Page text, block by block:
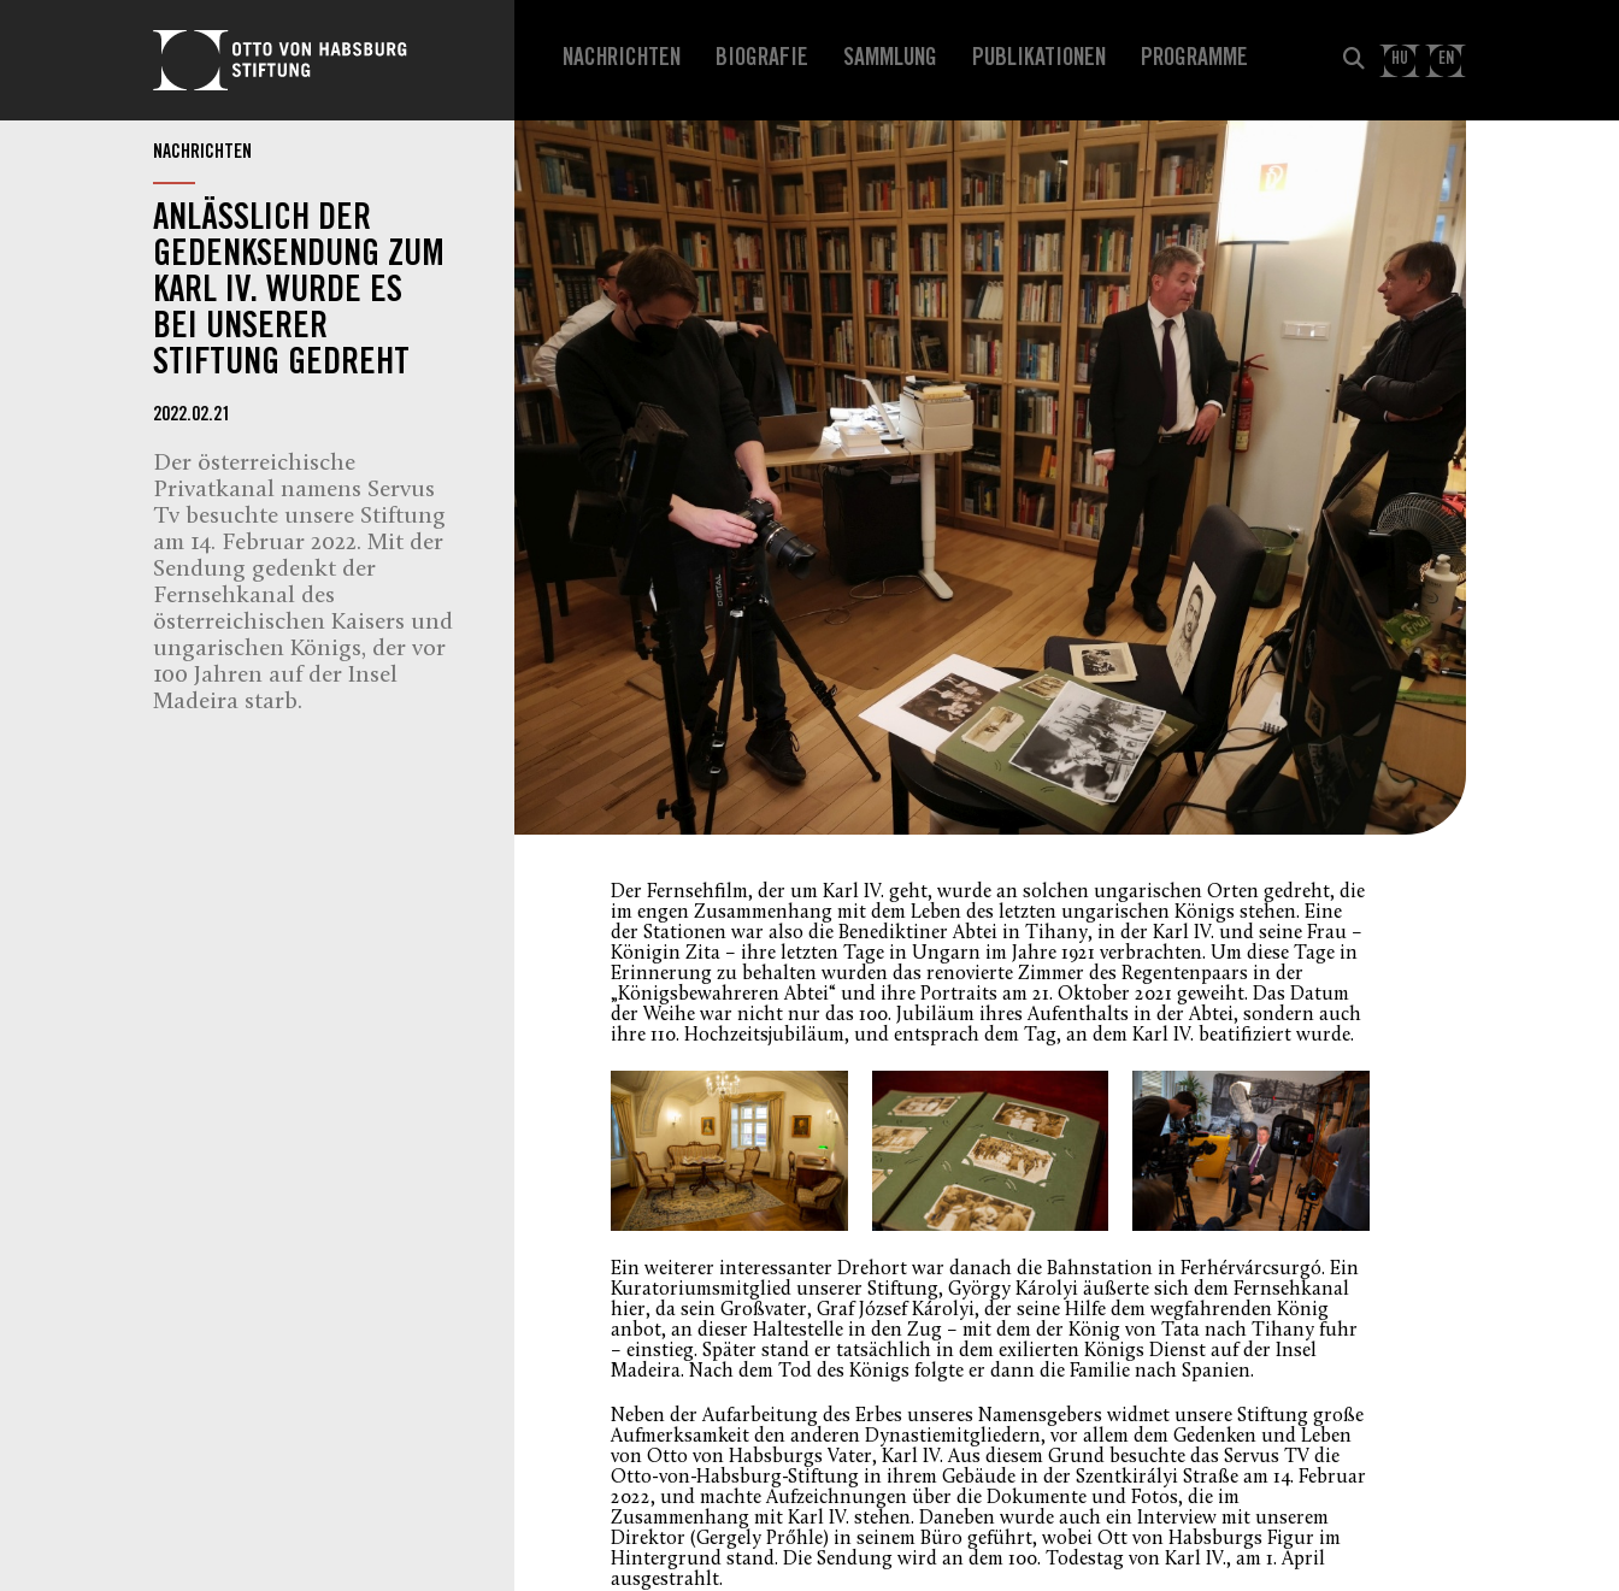
NACHRICHTEN BIOGRAFIE SAMMLUNG PUBLIKATIONEN PROGRAMME HU EN
NACHRICHTEN
ANLÄSSLICH DER
GEDENKSENDUNG ZUM
KARL IV. WURDE ES
BEI UNSERER
STIFTUNG GEDREHT
2022.02.21
Der österreichische
Privatkanal namens Servus
Tv besuchte unsere Stiftung
am 14. Februar 2022. Mit der
Sendung gedenkt der
Fernsehkanal des
österreichischen Kaisers und
ungarischen Königs, der vor
100 Jahren auf der Insel
Madeira starb.
Der Fernsehfilm, der um Karl IV. geht, wurde an solchen ungarischen Orten gedreht, die
im engen Zusammenhang mit dem Leben des letzten ungarischen Königs stehen. Eine
der Stationen war also die Benediktiner Abtei in Tihany, in der Karl IV. und seine Frau –
Königin Zita – ihre letzten Tage in Ungarn im Jahre 1921 verbrachten. Um diese Tage in
Erinnerung zu behalten wurden das renovierte Zimmer des Regentenpaars in der
„Königsbewahreren Abtei“ und ihre Portraits am 21. Oktober 2021 geweiht. Das Datum
der Weihe war nicht nur das 100. Jubiläum ihres Aufenthalts in der Abtei, sondern auch
ihre 110. Hochzeitsjubiläum, und entsprach dem Tag, an dem Karl IV. beatifiziert wurde.
Ein weiterer interessanter Drehort war danach die Bahnstation in Ferhérvárcsurgó. Ein
Kuratoriumsmitglied unserer Stiftung, György Károlyi äußerte sich dem Fernsehkanal
hier, da sein Großvater, Graf József Károlyi, der seine Hilfe dem wegfahrenden König
anbot, an dieser Haltestelle in den Zug – mit dem der König von Tata nach Tihany fuhr
– einstieg. Später stand er tatsächlich in dem exilierten Königs Dienst auf der Insel
Madeira. Nach dem Tod des Königs folgte er dann die Familie nach Spanien.
Neben der Aufarbeitung des Erbes unseres Namensgebers widmet unsere Stiftung große
Aufmerksamkeit den anderen Dynastiemitgliedern, vor allem dem Gedenken und Leben
von Otto von Habsburgs Vater, Karl IV. Aus diesem Grund besuchte das Servus TV die
Otto-von-Habsburg-Stiftung in ihrem Gebäude in der Szentkirályi Straße am 14. Februar
2022, und machte Aufzeichnungen über die Dokumente und Fotos, die im
Zusammenhang mit Karl IV. stehen. Daneben wurde auch ein Interview mit unserem
Direktor (Gergely Prőhle) in seinem Büro geführt, wobei Ott von Habsburgs Figur im
Hintergrund stand. Die Sendung wird an dem 100. Todestag von Karl IV., am 1. April
ausgestrahlt.